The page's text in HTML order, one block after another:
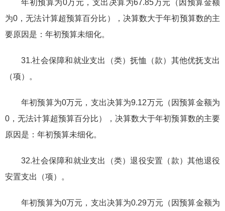
年初预算为0万元，支出决算为67.85万元（因预算金额
为0，无法计算超预算百分比），决算数大于年初预算数的主
要原因是：年初预算未细化。
31.社会保障和就业支出（类）抚恤（款）其他优抚支出
（项）。
年初预算为0万元，支出决算为9.12万元（因预算金额为
0，无法计算超预算百分比），决算数大于年初预算数的主要
原因是：年初预算未细化。
32.社会保障和就业支出（类）退役安置（款）其他退役
安置支出（项）。
年初预算为0万元，支出决算为0.29万元（因预算金额为